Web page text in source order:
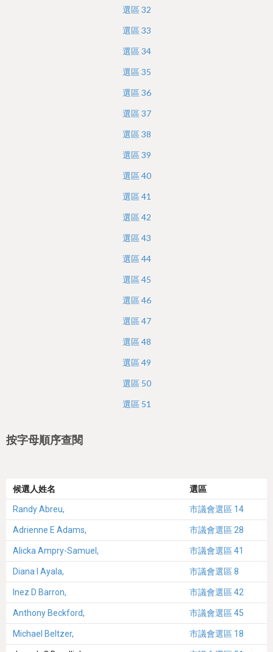
選區32
選區33
選區34
選區35
選區36
選區37
選區38
選區39
選區40
選區41
選區42
選區43
選區44
選區45
選區46
選區47
選區48
選區49
選區 50
選區 51
按字母順序查閱
候選人姓名 選區
Randy Abreu, 市議會選區 14
Adrienne E Adams, 市議會選區 28
Alicka Ampry-Samuel, 市議會選區 41
Diana I Ayala, 市議會選區 8
Inez D Barron, 市議會選區 42
Anthony Beckford, 市議會選區 45
Michael Beltzer, 市議會選區 18